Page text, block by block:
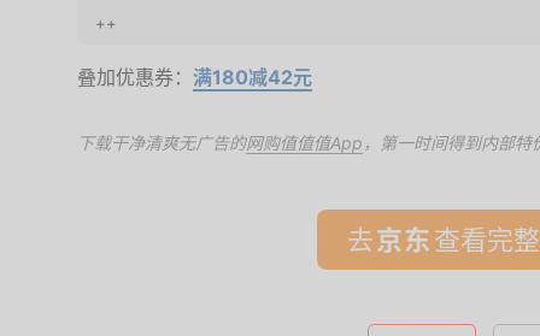
++
叠加优惠券： 满180减42元
下载干净清爽无广告的网购值值值App ，第一时间得到内部特
去 查看完